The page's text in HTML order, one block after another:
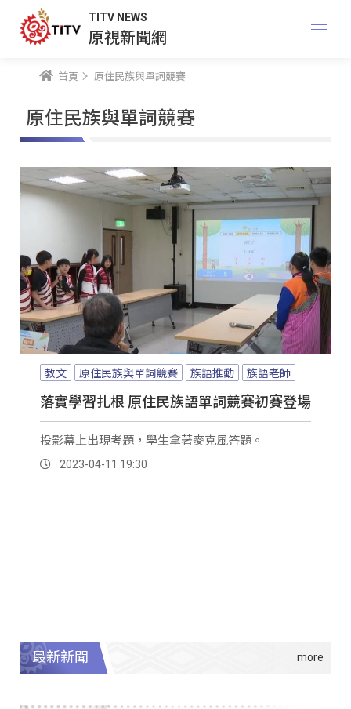
TITV NEWS
原視新聞網
首頁 原住民族與單詞競賽
原住民族與單詞競賽
教文 原住民族與單詞競賽 族語推動 族語老師
落實學習扎根 原住民族語單詞競賽初賽登場
投影幕上出現考題，學生拿著麥克風答題。
2023-04-11 19:30
最新新聞